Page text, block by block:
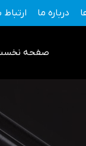
درباره ما ارتباط
صفحه